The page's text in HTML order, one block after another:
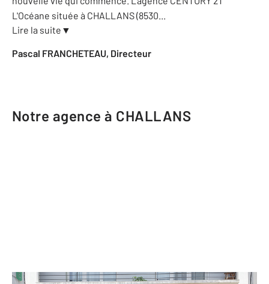
L'Océane située à CHALLANS (8530
Lire la suite ▼
Pascal FRANCHETEAU, Directeur
Notre agence à CHALLANS